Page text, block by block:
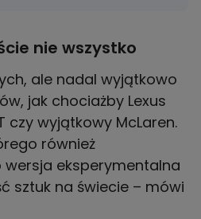
nie wszystko
ale nadal wyjątkowo
jak chociażby Lexus
czy wyjątkowy McLaren.
również
eksperymentalna
sztuk na świecie – mówi